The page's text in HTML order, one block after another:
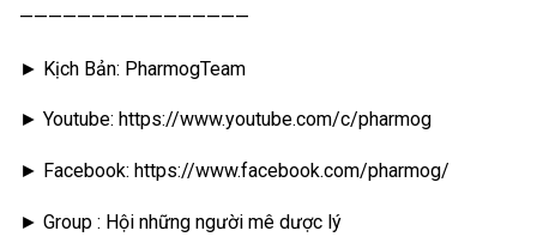
————————————————
► Kịch Bản: PharmogTeam
► Youtube: https://www.youtube.com/c/pharmog
► Facebook: https://www.facebook.com/pharmog/
► Group : Hội những người mê dược lý